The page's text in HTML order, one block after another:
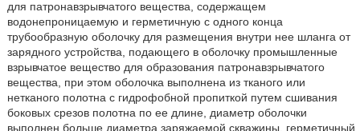
для патронавзрывчатого вещества, содержащем
водонепроницаемую и герметичную с одного конца
трубообразную оболочку для размещения внутри нее шланга от
зарядного устройства, подающего в оболочку промышленные
взрывчатое вещество для образования патронавзрывчатого
вещества, при этом оболочка выполнена из тканого или
нетканого полотна с гидрофобной пропиткой путем сшивания
боковых срезов полотна по ее длине, диаметр оболочки
выполнен больше диаметра заряжаемой скважины, герметичный